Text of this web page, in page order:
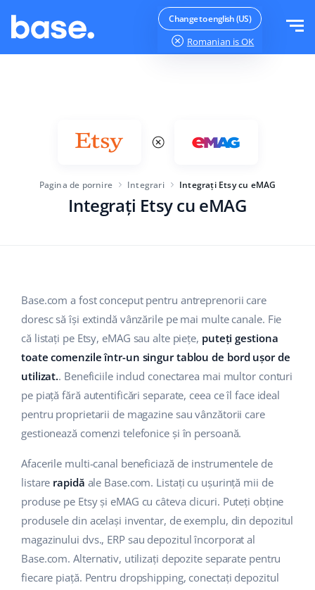
Change to english (US)
Romanian is OK
Manager comenzi
Manager produs
Managementul transporturilor
Automatizarea fluxului de lucru
Base Connect
AI pentru comerțul electronic
Base Analytics
Mărimea companiei
Pentru startup-urile
Casă și grădină
Produse pentru copii
Electronică
Piese auto
Sănătate și frumusețe
Suport
Blog
Servicii
Implementari de sistem
Auditul conturilor
Altele
Calculatorul de beneficii
Română
english (US)
english (GB)
english (IN)
čeština
deutsch
Ελληνικά
español (AR)
español (MX)
Logheaza-te
Pagina de pornire Integrari Integrați Etsy cu eMAG
Integrați Etsy cu eMAG
Base.com a fost conceput pentru antreprenorii care
doresc să își extindă vânzările pe mai multe canale. Fie
că listați pe Etsy, eMAG sau alte piețe, puteți gestiona
toate comenzile într-un singur tablou de bord ușor de
utilizat.. Beneficiile includ conectarea mai multor conturi
pe piață fără autentificări separate, ceea ce îl face ideal
pentru proprietarii de magazine sau vânzătorii care
gestionează comenzi telefonice și în persoană.
Afacerile multi-canal beneficiază de instrumentele de
listare rapidă ale Base.com. Listați cu ușurință mii de
produse pe Etsy și eMAG cu câteva clicuri. Puteți obține
produsele din același inventar, de exemplu, din depozitul
magazinului dvs., ERP sau depozitul încorporat al
Base.com. Alternativ, utilizați depozite separate pentru
fiecare piață. Pentru dropshipping, conectați depozitul